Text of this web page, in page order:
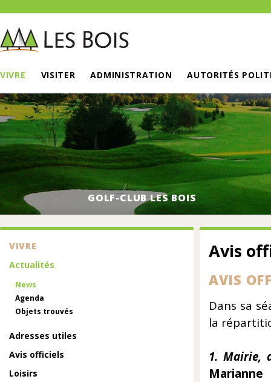
VIVRE VISITER ADMINISTRATION AUTORITÉS
VUE AÉRIENNE PANORAMIQUE DU
GOLF-CLUB LES BOIS
VIVRE
Actualités
News
Agenda
Objets trouvés
Adresses utiles
Avis officiels
Loisirs
Avis
AVIS
Dans sa
la
1. Mairie,
Marianne